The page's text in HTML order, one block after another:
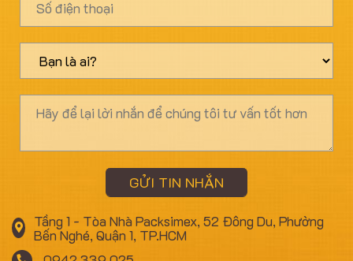
GỬI TIN NHẮN
Tầng 1 - Tòa Nhà Packsimex, 52 Đông Du, Phường
Bến Nghé, Quận 1, TP.HCM